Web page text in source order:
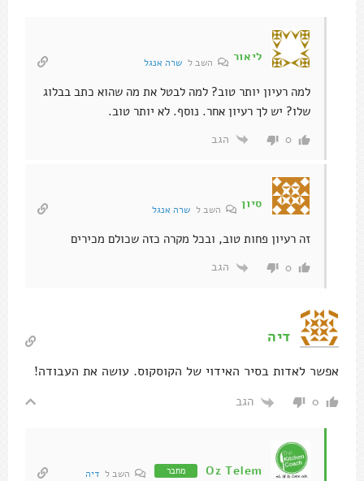
ליאור השב לשרה אנגל
למה רעיון יותר טוב? למה לבטל את מה שהוא כתב בבלוג
שלו? יש לך רעיון אחר. נוסף. לא יותר טוב.
0 הגב
סיון השב ל שרה אנגל
זה רעיון פחות טוב, ובכל מקרה כזה שכולם מכירים
0 הגב
דיה
אפשר לאדות בסיר האידוי של הקוסקוס. עושה את העבודה!
0 הגב
Oz Telem מחבר השב ל דיה